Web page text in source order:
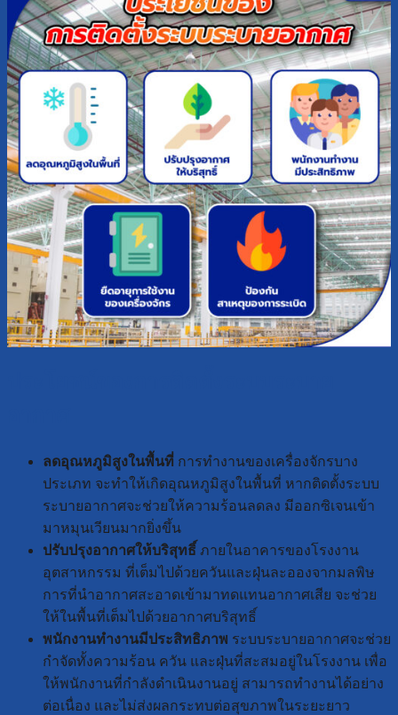
ลดอุณหภูมิสูงในพื้นที่ การทำงานของเครื่องจักรบาง
ประเภท จะทำให้เกิดอุณหภูมิสูงในพื้นที่ หากติดตั้งระบบ
ระบายอากาศจะช่วยให้ความร้อนลดลง มีออกซิเจนเข้า
มาหมุนเวียนมากยิ่งขึ้น
ปรับปรุงอากาศให้บริสุทธิ์ ภายในอาคารของโรงงาน
อุตสาหกรรม ที่เต็มไปด้วยควันและฝุ่นละอองจากมลพิษ
การที่นำอากาศสะอาดเข้ามาทดแทนอากาศเสีย จะช่วย
ให้ในพื้นที่เต็มไปด้วยอากาศบริสุทธิ์
พนักงานทำงานมีประสิทธิภาพ ระบบระบายอากาศจะช่วย
กำจัดทั้งความร้อน ควัน และฝุ่นที่สะสมอยู่ในโรงงาน เพื่อ
ให้พนักงานที่กำลังดำเนินงานอยู่ สามารถทำงานได้อย่าง
ต่อเนื่อง และไม่ส่งผลกระทบต่อสุขภาพในระยะยาว